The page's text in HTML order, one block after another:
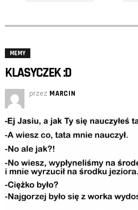
MEMY
KLASYCZEK :D
przez MARCIN